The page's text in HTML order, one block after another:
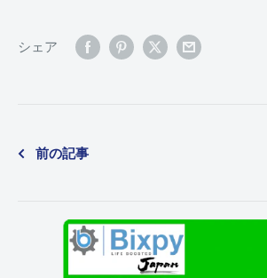
シェア
前の記事